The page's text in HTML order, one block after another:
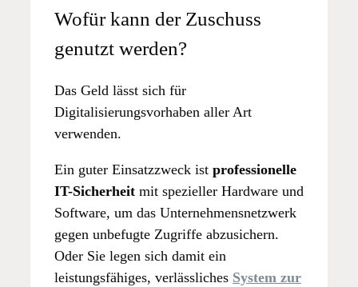
Wofür kann der Zuschuss
genutzt werden?
Das Geld lässt sich für
Digitalisierungsvorhaben aller Art
verwenden.
Ein guter Einsatzzweck ist professionelle
IT-Sicherheit mit spezieller Hardware und
Software, um das Unternehmensnetzwerk
gegen unbefugte Zugriffe abzusichern.
Oder Sie legen sich damit ein
leistungsfähiges, verlässliches System zur